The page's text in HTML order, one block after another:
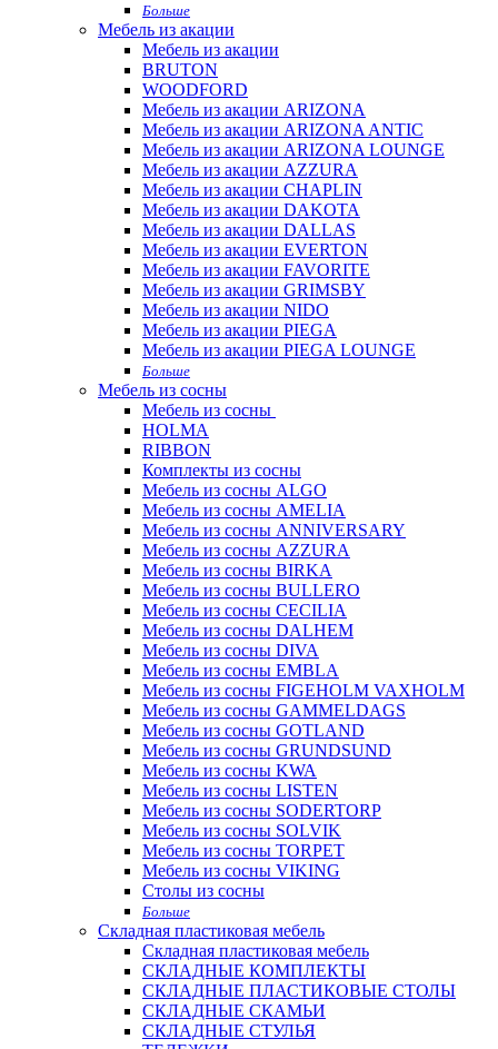
Больше
Мебель из акации
Мебель из акации
BRUTON
WOODFORD
Мебель из акации ARIZONA
Мебель из акации ARIZONA ANTIC
Мебель из акации ARIZONA LOUNGE
Мебель из акации AZZURA
Мебель из акации CHAPLIN
Мебель из акации DAKOTA
Мебель из акации DALLAS
Мебель из акации EVERTON
Мебель из акации FAVORITE
Мебель из акации GRIMSBY
Мебель из акации NIDO
Мебель из акации PIEGA
Мебель из акации PIEGA LOUNGE
Больше
Мебель из сосны
Мебель из сосны
HOLMA
RIBBON
Комплекты из сосны
Мебель из сосны ALGO
Мебель из сосны AMELIA
Мебель из сосны ANNIVERSARY
Мебель из сосны AZZURA
Мебель из сосны BIRKA
Мебель из сосны BULLERO
Мебель из сосны CECILIA
Мебель из сосны DALHEM
Мебель из сосны DIVA
Мебель из сосны EMBLA
Мебель из сосны FIGEHOLM VAXHOLM
Мебель из сосны GAMMELDAGS
Мебель из сосны GOTLAND
Мебель из сосны GRUNDSUND
Мебель из сосны KWA
Мебель из сосны LISTEN
Мебель из сосны SODERTORP
Мебель из сосны SOLVIK
Мебель из сосны TORPET
Мебель из сосны VIKING
Столы из сосны
Больше
Складная пластиковая мебель
Складная пластиковая мебель
СКЛАДНЫЕ КОМПЛЕКТЫ
СКЛАДНЫЕ ПЛАСТИКОВЫЕ СТОЛЫ
СКЛАДНЫЕ СКАМЬИ
СКЛАДНЫЕ СТУЛЬЯ